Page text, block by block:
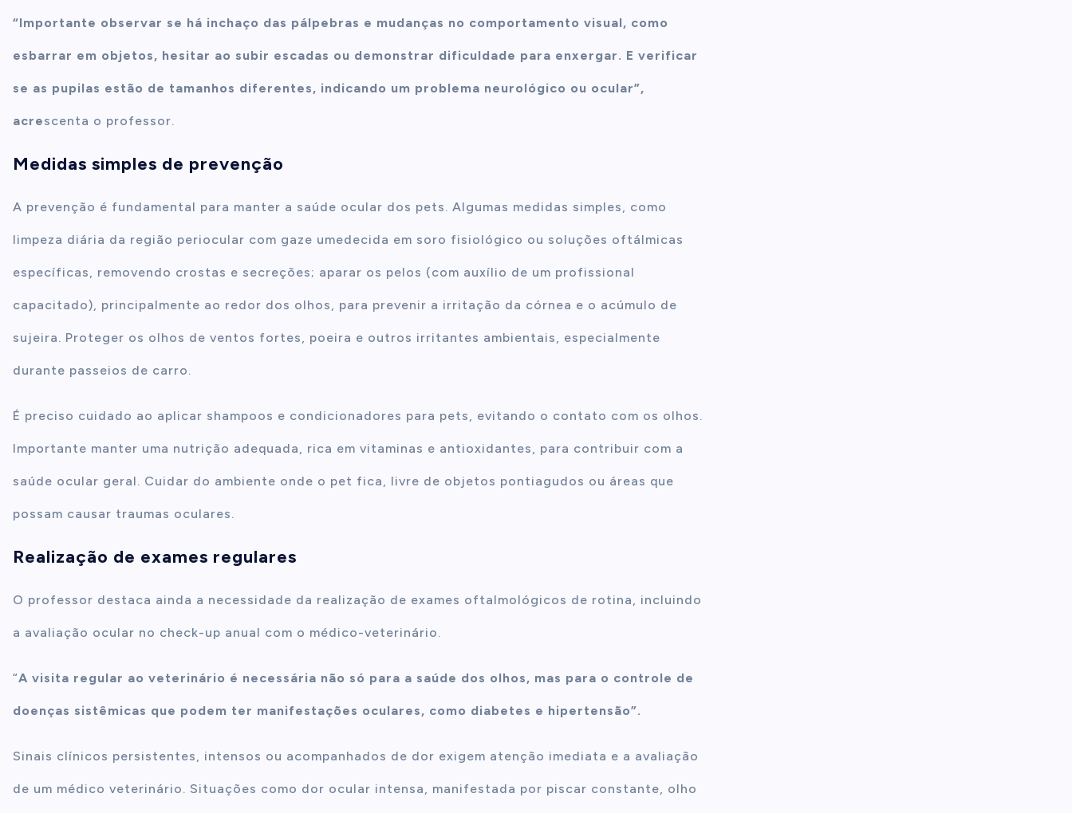
“Importante observar se há inchaço das pálpebras e mudanças no comportamento visual, como
esbarrar em objetos, hesitar ao subir escadas ou demonstrar dificuldade para enxergar. E verificar
se as pupilas estão de tamanhos diferentes, indicando um problema neurológico ou ocular”,
acrescenta o professor.
Medidas simples de prevenção
A prevenção é fundamental para manter a saúde ocular dos pets. Algumas medidas simples, como
limpeza diária da região periocular com gaze umedecida em soro fisiológico ou soluções oftálmicas
específicas, removendo crostas e secreções; aparar os pelos (com auxílio de um profissional
capacitado), principalmente ao redor dos olhos, para prevenir a irritação da córnea e o acúmulo de
sujeira. Proteger os olhos de ventos fortes, poeira e outros irritantes ambientais, especialmente
durante passeios de carro.
É preciso cuidado ao aplicar shampoos e condicionadores para pets, evitando o contato com os olhos.
Importante manter uma nutrição adequada, rica em vitaminas e antioxidantes, para contribuir com a
saúde ocular geral. Cuidar do ambiente onde o pet fica, livre de objetos pontiagudos ou áreas que
possam causar traumas oculares.
Realização de exames regulares
O professor destaca ainda a necessidade da realização de exames oftalmológicos de rotina, incluindo
a avaliação ocular no check-up anual com o médico-veterinário.
“A visita regular ao veterinário é necessária não só para a saúde dos olhos, mas para o controle de
doenças sistêmicas que podem ter manifestações oculares, como diabetes e hipertensão”.
Sinais clínicos persistentes, intensos ou acompanhados de dor exigem atenção imediata e a avaliação
de um médico veterinário. Situações como dor ocular intensa, manifestada por piscar constante, olho